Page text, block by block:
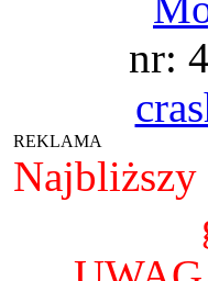
nr:
REKLAMA
Najbliższy